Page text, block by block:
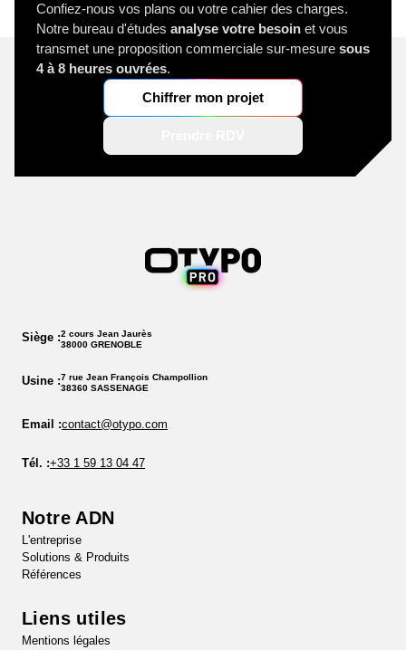
Confiez-nous vos plans ou votre cahier des charges.
Notre bureau d'études analyse votre besoin et vous
transmet une proposition commerciale sur-mesure sous
4 à 8 heures ouvrées.
Chiffrer mon projet
Siège :2 cours Jean Jaurès
38000 GRENOBLE
Usine :7 rue Jean François Champollion
38360 SASSENAGE
Email :contact@otypo.com
Tél. :+33 1 59 13 04 47
Notre ADN
L'entreprise
Solutions & Produits
Références
Liens utiles
Mentions légales